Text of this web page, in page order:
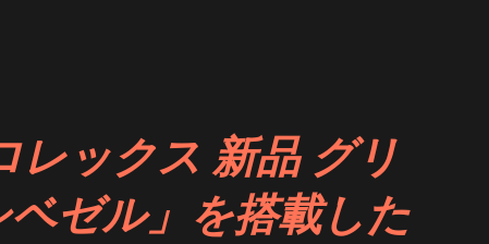
レックス 新品 グリ
ゼル」を搭載した